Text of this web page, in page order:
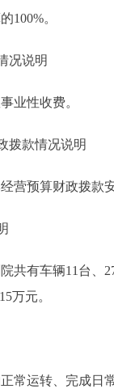
100%。
况说明
业性收费。
款情况说明
预算财政拨款
有车辆11台、
万元。
运转、完成日